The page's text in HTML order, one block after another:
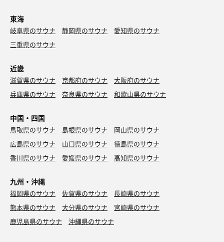
東海
岐阜県のサウナ 静岡県のサウナ
愛知県のサウナ
三重県のサウナ
近畿
滋賀県のサウナ 京都府のサウナ
大阪府のサウナ
兵庫県のサウナ
奈良県のサウナ 和歌山県のサウナ
中国・四国
鳥取県のサウナ 島根県のサウナ
岡山県のサウナ
広島県のサウナ
山口県のサウナ
徳島県のサウナ
香川県のサウナ
愛媛県のサウナ 高知県のサウナ
九州・沖縄
福岡県のサウナ 佐賀県のサウナ
長崎県のサウナ
熊本県のサウナ
大分県のサウナ
宮崎県のサウナ
鹿児島県のサウナ
沖縄県のサウナ